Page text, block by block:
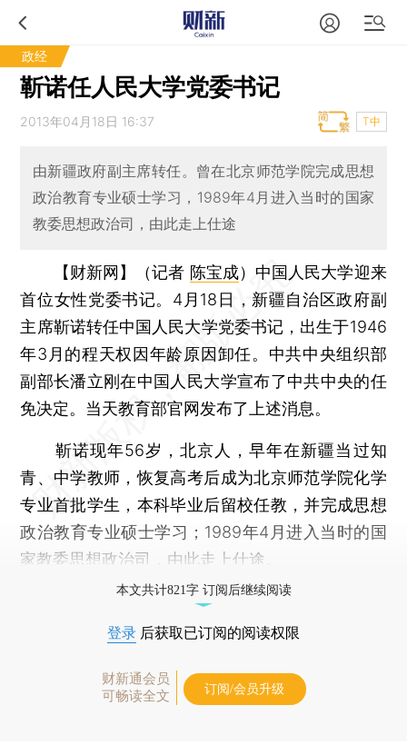
政经
靳诺任人民大学党委书记
2013年04月18日 16:37 T中
由新疆政府副主席转任。曾在北京师范学院完成思想
政治教育专业硕士学习，1989年4月进入当时的国家
教委思想政治司，由此走上仕途
【财新网】（记者 陈宝成） 中国人民大学迎来
首位女性党委书记。4月18日，新疆自治区政府副
主席靳诺转任中国人民大学党委书记，出生于1946
年3月的程天权因年龄原因卸任。中共中央组织部
副部长潘立刚在中国人民大学宣布了中共中央的任
免决定。当天教育部官网发布了上述消息。
靳诺现年56岁，北京人，早年在新疆当过知
青、中学教师，恢复高考后成为北京师范学院化学
专业首批学生，本科毕业后留校任教，并完成思想
政治教育专业硕士学习；1989年4月进入当时的国
家教委思想政治司，由此走上仕途。
本文共计821字 订阅后继续阅读
登录 后获取已订阅的阅读权限
财新通会员
可畅读全文
订阅/会员升级